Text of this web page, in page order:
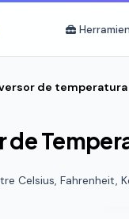
de temperatura
de
Celsius, Fahrenheit,